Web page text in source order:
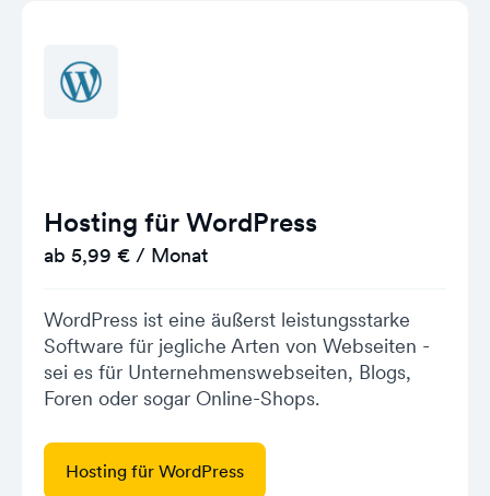
Hosting für WordPress
ab 5,99 € / Monat
WordPress ist eine äußerst leistungsstarke
Software für jegliche Arten von Webseiten -
sei es für Unternehmenswebseiten, Blogs,
Foren oder sogar Online-Shops.
Hosting für WordPress